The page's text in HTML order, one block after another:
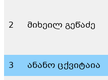
2 მიხეილ გეწაძე
3
ანანო ცქვიტაია